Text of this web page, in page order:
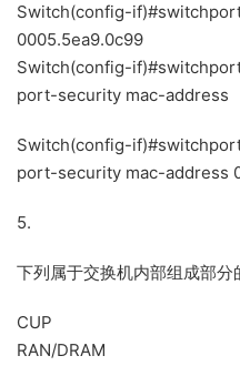
Switch(config-
0005.5ea9.0c99
Switch(config-
port-security mac-address
Switch(config-
port-security mac-address
5.
下列属于交换机内部组成部分
CUP
RAN/DRAM